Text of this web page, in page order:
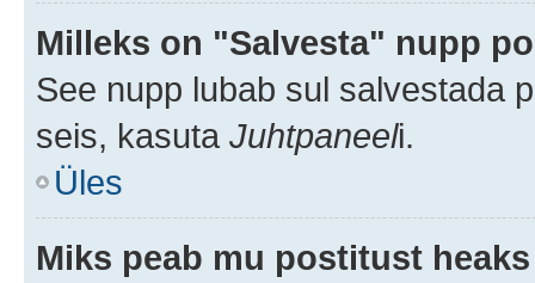
Milleks on "Salvesta" nupp
See nupp lubab sul salvestada
seis, kasuta Juhtpaneeli.
Üles
Miks peab mu postitust